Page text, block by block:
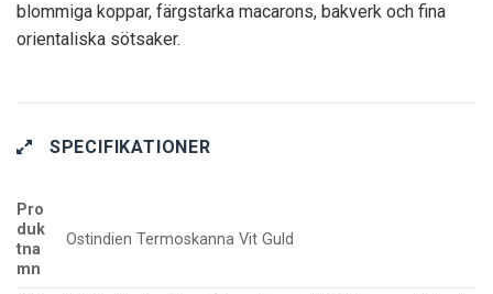
blommiga koppar, färgstarka macarons, bakverk och fina
orientaliska sötsaker.
SPECIFIKATIONER
Pro
duk
tna
mn
Ostindien Termoskanna Vit Guld